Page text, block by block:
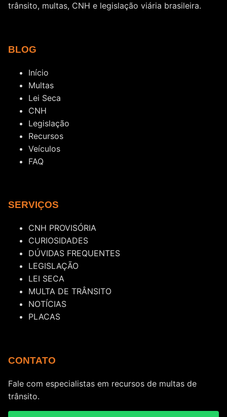
trânsito, multas, CNH e legislação viária brasileira.
BLOG
Início
Multas
Lei Seca
CNH
Legislação
Recursos
Veículos
FAQ
SERVIÇOS
CNH PROVISÓRIA
CURIOSIDADES
DÚVIDAS FREQUENTES
LEGISLAÇÃO
LEI SECA
MULTA DE TRÂNSITO
NOTÍCIAS
PLACAS
CONTATO
Fale com especialistas em recursos de multas de
trânsito.